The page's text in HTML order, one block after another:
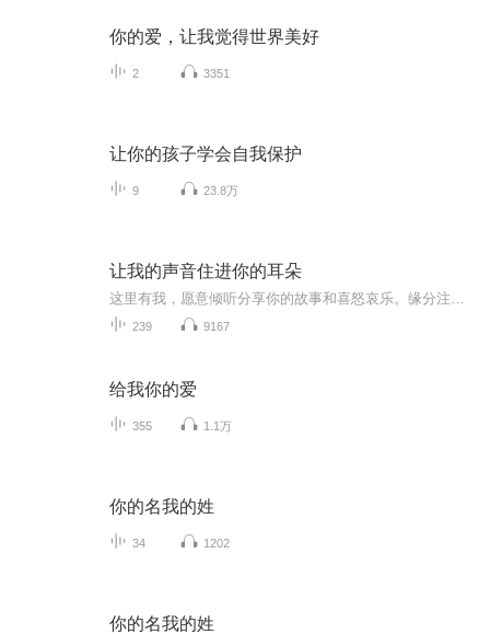
你的爱，让我觉得世界美好
2 3351
让你的孩子学会自我保护
9 23.8万
让我的声音住进你的耳朵
239 9167
给我你的爱
355 1.1万
你的名我的姓
34 1202
你的名我的姓